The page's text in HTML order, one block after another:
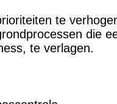
te
die
te verlagen.